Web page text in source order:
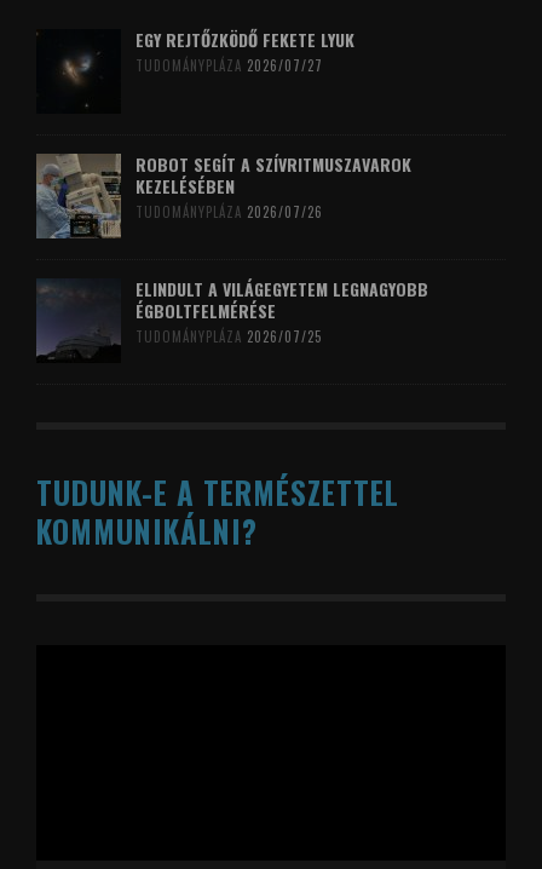
EGY REJTŐZKÖDŐ FEKETE LYUK
TUDOMÁNYPLÁZA 2026/07/27
ROBOT SEGÍT A SZÍVRITMUSZAVAROK
KEZELÉSÉBEN
TUDOMÁNYPLÁZA 2026/07/26
ELINDULT A VILÁGEGYETEM LEGNAGYOBB
ÉGBOLTFELMÉRÉSE
TUDOMÁNYPLÁZA 2026/07/25
TUDUNK-E A TERMÉSZETTEL
KOMMUNIKÁLNI?